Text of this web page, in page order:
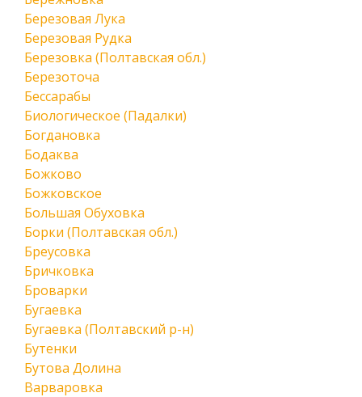
Березовая Лука
Березовая Рудка
Березовка (Полтавская обл.)
Березоточа
Бессарабы
Биологическое (Падалки)
Богдановка
Бодаква
Божково
Божковское
Большая Обуховка
Борки (Полтавская обл.)
Бреусовка
Бричковка
Броварки
Бугаевка
Бугаевка (Полтавский р-н)
Бутенки
Бутова Долина
Варваровка